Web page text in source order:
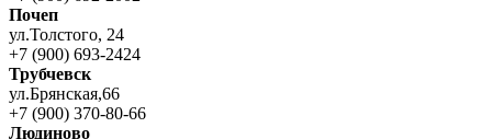
Почеп
ул.Толстого, 24
+7 (900) 693-2424
Трубчевск
ул.Брянская,66
+7 (900) 370-80-66
Людиново